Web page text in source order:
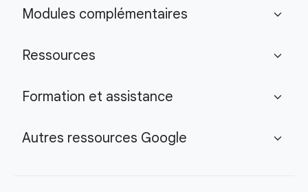
Modules complémentaires expand_more
Ressources expand_more
Formation et assistance expand_more
Autres ressources Google expand_more